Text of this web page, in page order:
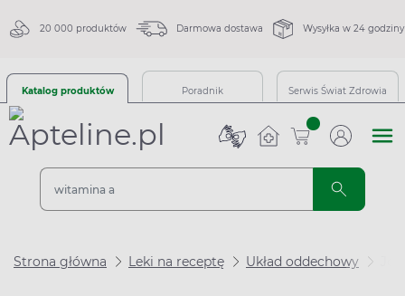
20 000 produktów Darmowa dostawa Wysyłka w 24 godziny
Katalog produktów Poradnik Serwis Świat Zdrowia
sztuk
Strona główna Leki na receptę Układ oddechowy